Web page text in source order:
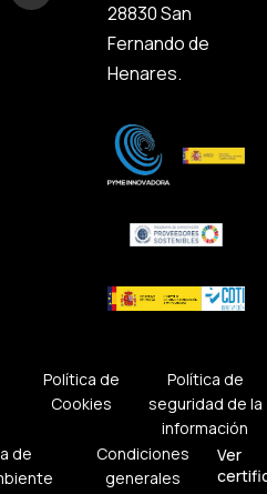
28830 San
Fernando de
Henares.
Política de
Cookies
Política de
seguridad de la
información
de
Condiciones
generales
Ver